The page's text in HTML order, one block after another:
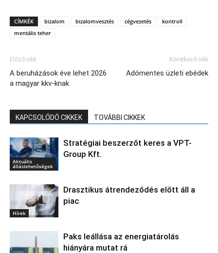
CÍMKÉK bizalom bizalomvesztés cégvezetés
kontroll
mentális teher
Előző cikk
A beruházások éve lehet 2026
a magyar kkv-knak
Következő cikk
Adómentes üzleti ebédek
KAPCSOLÓDÓ CIKKEK TOVÁBBI CIKKEK
Aktuális
álláslehetőségek
Stratégiai beszerzőt keres a VPT-
Group Kft.
Hírek
Drasztikus átrendeződés előtt áll a
piac
Paks leállása az energiatárolás
hiányára mutat rá